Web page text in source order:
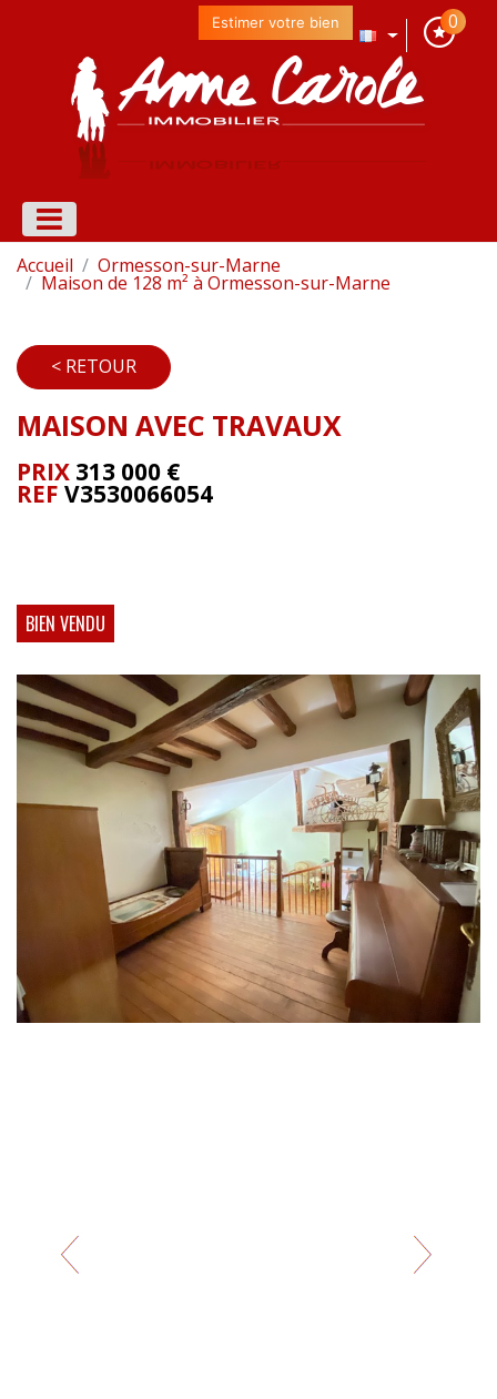
0
Estimer votre bien
Accueil Ormesson-sur-Marne
Maison de 128 m² à Ormesson-sur-Marne
< RETOUR
MAISON AVEC TRAVAUX
PRIX 313 000 €
REF V3530066054
BIEN VENDU